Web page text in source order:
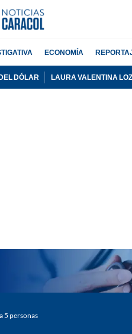
ECONOMÍA
DÓLAR LAURA VALENTINA
5 personas